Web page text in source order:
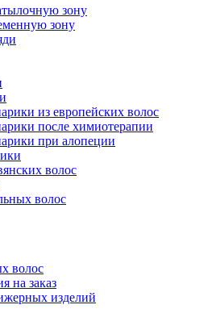
зону
зону
из европейских волос
после химиотерапии
при алопеции
волос
волос
волос
на заказ
изделий